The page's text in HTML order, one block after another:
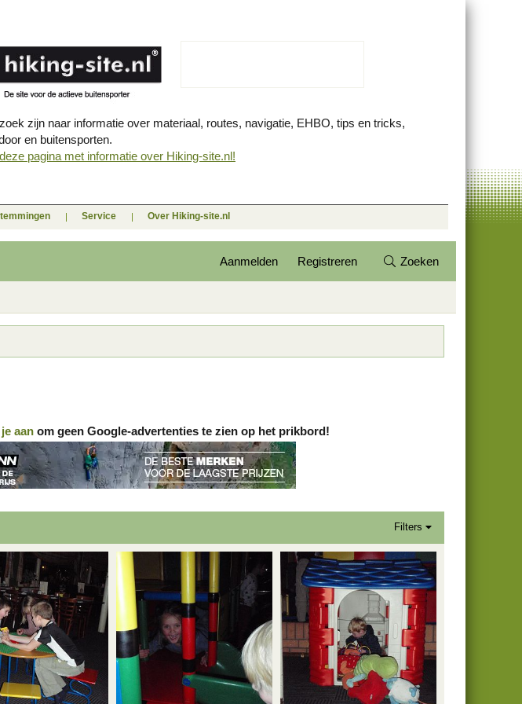
zijn naar informatie over materiaal, routes, navigatie, EHBO, tips en tricks,
en buitensporten.
deze pagina met informatie over Hiking-site.nl!
Service Over Hiking-site.nl
Aanmelden Registreren Zoeken
aan om geen Google-advertenties te zien op het prikbord!
Filters